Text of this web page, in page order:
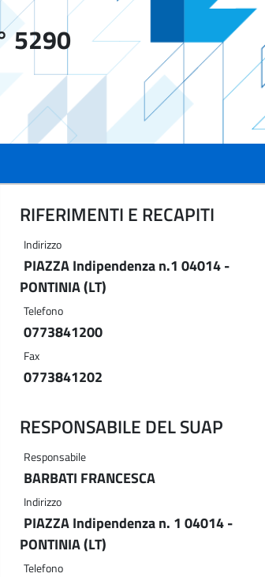
5290
RIFERIMENTI E RECAPITI
Indirizzo
PIAZZA Indipendenza n.1 04014 -
PONTINIA (LT)
Telefono
0773841200
Fax
0773841202
RESPONSABILE DEL SUAP
Responsabile
BARBATI FRANCESCA
Indirizzo
PIAZZA Indipendenza n. 1 04014 -
PONTINIA (LT)
Telefono